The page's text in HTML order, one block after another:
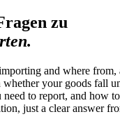
zu
and where
whether your goods fall
to report, and how
just a clear answer